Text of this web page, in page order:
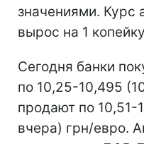
значениями. Курс
вырос на 1
Сегодня банки
по 10,25-10,495
продают по 10,51-
вчера) грн/евро.